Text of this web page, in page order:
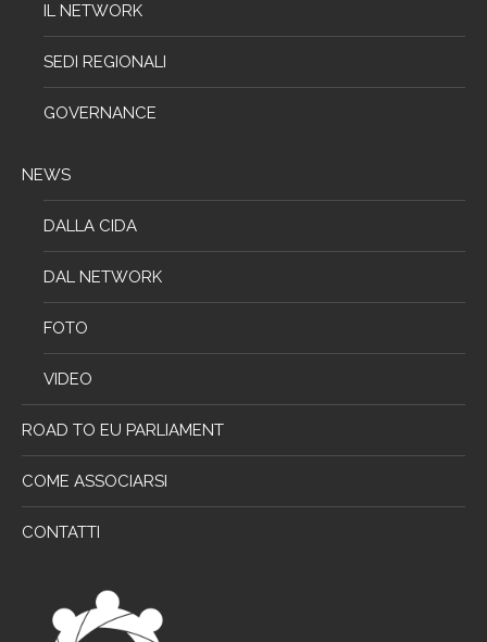
IL NETWORK
SEDI REGIONALI
GOVERNANCE
NEWS
DALLA CIDA
DAL NETWORK
FOTO
VIDEO
ROAD TO EU PARLIAMENT
COME ASSOCIARSI
CONTATTI